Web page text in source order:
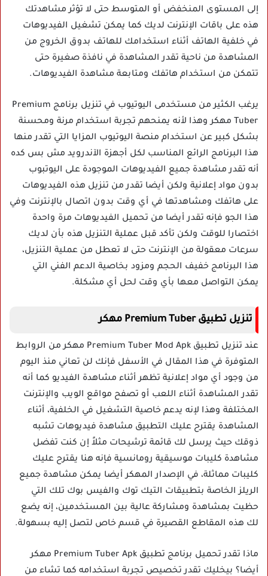
إلى المستوى المنخفض أو المتوسط حتى لا تؤثر مشاهدتك
هذه على باقات الإنترنت لديك كما يمكن تشغيل الفيديوهات
في خلفية الهاتف أثناء استخدامك للهاتف بدوق الخروج من
المشاهدة من ناحية تقدر المشاهدة في نافذة صغيرة حتى
تتمكن من استخدام هاتفك ومتابعة مشاهدة الفيديوهات.
يرغب الكثير من مستخدمى اليوتيوب في تنزيل برنامج Premium
Tuber مهكر وهذا لأنه يمنحهم تجربة استخدام مرنة ومحسنة
بشكل كبير عن استخدام منصة اليوتيوب المزايا التي تقدر منها
هذا البرنامج الرائع المناسب لكل أجهزة الآندرويد مش بس كده
أنه تقدر مشاهدة جميع الفيديوهات الموجودة على اليوتبوب
بدون مواد إعلانية ولكن أيضا تقدر من تنزيل هذه الفيديوهات
على هاتفك ومشاهدتها في أي وقت بدون اتصال بالإنترنت وفي
هذا الجو فإنه تقدر أيضا من تحميل الفيديوهات مرة واحدة
اختصارا للوقت ولكن تأكد قبل عملية التنزيل هذه بأن لديك
سرعات معقولة من الإنترنت حتى لا تعطل من عملية التنزيل،
هذا البرنامج خفيف الحجم ومزود بخاصية الدعم الفني التي
يمكن التواصل معها بأي وقت لحل أي مشكلة.
تنزيل تطبيق Premium Tuber مهكر
عند تنزيل تطبيق Premium Tuber Mod Apk مهكر من الروابط
المتوفرة في هذا المقال في الأسفل فإنك لن تعاني منذ اليوم
من وجود أي مواد إعلانية تظهر أثناء مشاهدة الفيديو كما أنه
تقدر المشاهدة أثناء اللعب أو تصفح مواقع الويب والإنترنت
المختلفة وهذا لإنه يدعم خاصية التشغيل في الخلفية، أثناء
المشاهدة يقترح عليك التطبيق مشاهدة فيديوهات تشبه
ذوقك حيث يرسل لك قائمة ترشيحات مثلاً إن كنت تفضل
مشاهدة كليبات موسيقية رومانسية فإنه هنا يقترح عليك
كليبات مماثلة، في الإصدار المهكر أيضا يمكن مشاهدة جميع
الريلز الخاصة بتطبيقات التيك توك والفيس بوك تلك التي
حظيت بمشاهدة ومشاركة عالية بين المستخدمين، إنه يضع
لك هذه المقاطع القصيرة في قسم خاص لتصل إليه بسهولة.
ماذا تقدر تحميل برنامج تطبيق Premium Tuber Apk مهكر
أيضا؟ بيخليك تقدر تخصيص تجربة استخدامه كما تشاء من